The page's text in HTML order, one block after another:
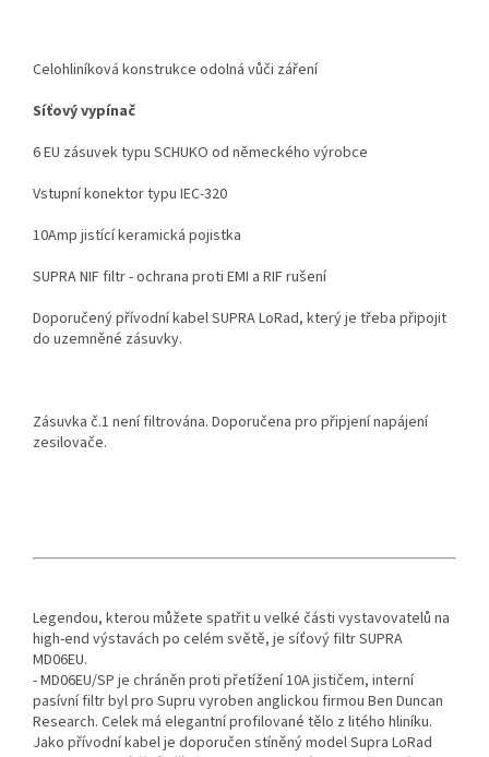
Celohliníková konstrukce odolná vůči záření
Síťový vypínač
6 EU zásuvek typu SCHUKO od německého výrobce
Vstupní konektor typu IEC-320
10Amp jistící keramická pojistka
SUPRA NIF filtr - ochrana proti EMI a RIF rušení
Doporučený přívodní kabel SUPRA LoRad, který je třeba připojit
do uzemněné zásuvky.
Zásuvka č.1 není filtrována. Doporučena pro připjení napájení
zesilovače.
Legendou, kterou můžete spatřit u velké části vystavovatelů na
high-end výstavách po celém světě, je síťový filtr SUPRA
MD06EU.
- MD06EU/SP je chráněn proti přetížení 10A jističem, interní
pasívní filtr byl pro Supru vyroben anglickou firmou Ben Duncan
Research. Celek má elegantní profilované tělo z litého hliníku.
Jako přívodní kabel je doporučen stíněný model Supra LoRad